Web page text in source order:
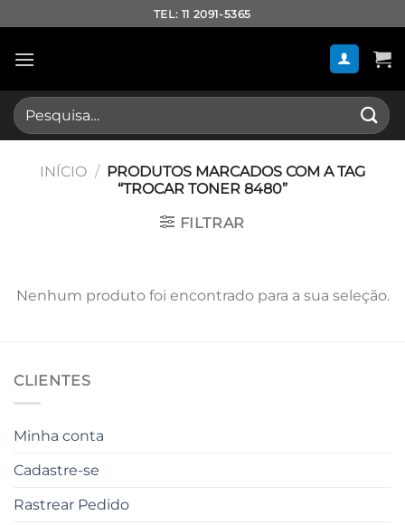
to
content
TEL: 11 2091-5365
Pesquisar
por:
INÍCIO / PRODUTOS MARCADOS COM A TAG
“TROCAR TONER 8480”
FILTRAR
Nenhum produto foi encontrado para a sua seleção.
CLIENTES
Minha conta
Cadastre-se
Rastrear Pedido